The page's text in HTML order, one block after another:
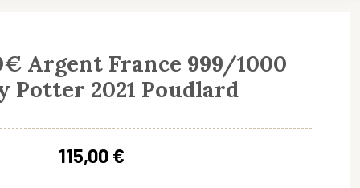
Argent France 999/1000
Potter 2021 Poudlard
115,00 €